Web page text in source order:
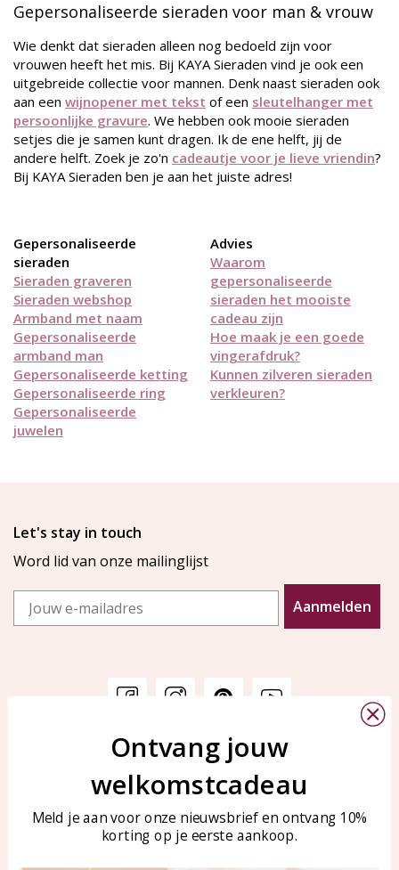
Gepersonaliseerde sieraden voor man & vrouw
Wie denkt dat sieraden alleen nog bedoeld zijn voor
vrouwen heeft het mis. Bij KAYA Sieraden vind je ook een
uitgebreide collectie voor mannen. Denk naast sieraden ook
aan een wijnopener met tekst of een sleutelhanger met
persoonlijke gravure. We hebben ook mooie sieraden
setjes die je samen kunt dragen. Ik de ene helft, jij de
andere helft. Zoek je zo'n cadeautje voor je lieve vriendin?
Bij KAYA Sieraden ben je aan het juiste adres!
Gepersonaliseerde
sieraden
Sieraden graveren
Sieraden webshop
Armband met naam
Gepersonaliseerde
armband man
Gepersonaliseerde ketting
Gepersonaliseerde ring
Gepersonaliseerde
juwelen
Advies
Waarom
gepersonaliseerde
sieraden het mooiste
cadeau zijn
Hoe maak je een goede
vingerafdruk?
Kunnen zilveren sieraden
verkleuren?
Let's stay in touch
Word lid van onze mailinglijst
Email
Aanmelden
Veelgestelde vragen
Sieraden onderhouden
KAYA Sieraden
Bellen of WhatsApp Ma-Vr
tussen 09:00-17:00
Tel: 0850003187
WhatsApp: 0850003187
Ontvang jouw
welkomstcadeau
Meld je aan voor onze nieuwsbrief en ontvang 10%
korting op je eerste aankoop.